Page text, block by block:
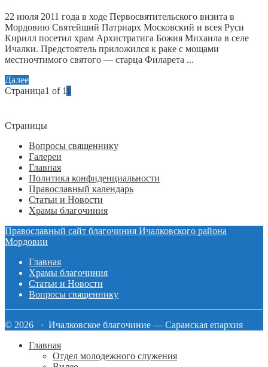
22 июля 2011 года в ходе Первосвятительского визита в
Мордовию Святейший Патриарх Московский и всея Руси
Кирилл посетил храм Архистратига Божия Михаила в селе
Ичалки. Предстоятель приложился к раке с мощами
местночтимого святого — старца Филарета ...
Далее
Страница1 of 11
Страницы
Вопросы священнику
Галереи
Главная
Политика конфиденциальности
Православный календарь
Статьи и Новости
Храмы благочиния
Православный сайт благочиния Ичалковского района
Мордовии
Главная
Храмы благочиния
Статьи и Новости
Вопросы священнику
© 2026 · Ичалковское благочиние — Саранская епархия
Главная
Отдел молодежного служения